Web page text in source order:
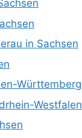
in Sachsen
Württemberg
Westfalen